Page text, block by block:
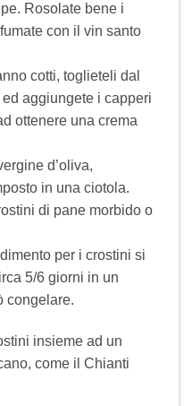
Rosolate bene i
con il vin santo
cotti, toglieteli dal
aggiungete i capperi
ottenere una crema
d’oliva,
in una ciotola.
di pane morbido o
per i crostini si
5/6 giorni in un
congelare.
insieme ad un
come il Chianti